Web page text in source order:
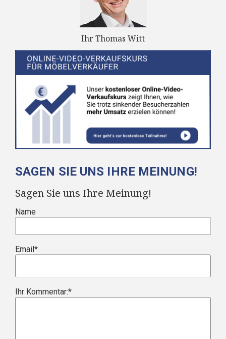
Ihr Thomas Witt
SAGEN SIE UNS IHRE MEINUNG!
Sagen Sie uns Ihre Meinung!
Name
Email*
Ihr Kommentar:*